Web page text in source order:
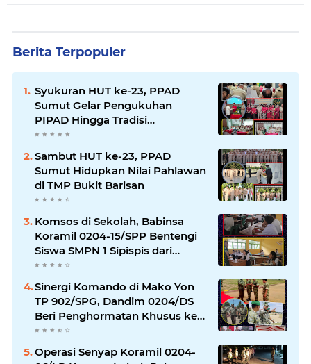
Berita Terpopuler
Syukuran HUT ke-23, PPAD
Sumut Gelar Pengukuhan
PIPAD Hingga Tradisi
Kekeluargaan
Sambut HUT ke-23, PPAD
Sumut Hidupkan Nilai Pahlawan
di TMP Bukit Barisan
Komsos di Sekolah, Babinsa
Koramil 0204-15/SPP Bentengi
Siswa SMPN 1 Sipispis dari
Bahaya Narkotika
Sinergi Komando di Mako Yon
TP 902/SPG, Dandim 0204/DS
Beri Penghormatan Khusus ke
Menhan RI
Operasi Senyap Koramil 0204-